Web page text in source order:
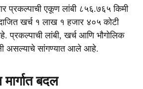
प्रकल्पाची एकूण लांबी ८५६.७६५ किमी
खर्च १ लाख १ हजार ४०५ कोटी
प्रकल्पाची लांबी, खर्च आणि भौगोलिक
असल्याचे सांगण्यात आले आहे.
बदल